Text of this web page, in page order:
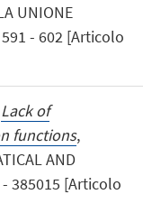
UNIONE
591 - 602 [Articolo
Lack of
functions,
AND
- 385015 [Articolo